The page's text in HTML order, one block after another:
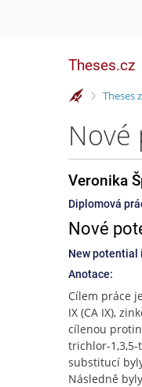
Theses.cz
>
Theses
Nové
Veronika
Diplomová
Nové
New potential
Anotace:
Cílem práce
IX (CA IX),
cílenou
trichlor-
substitucí
Následně